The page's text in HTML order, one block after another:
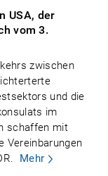
USA, der
vom 3.
zwischen
und die
im
schaffen mit
Vereinbarungen
Mehr